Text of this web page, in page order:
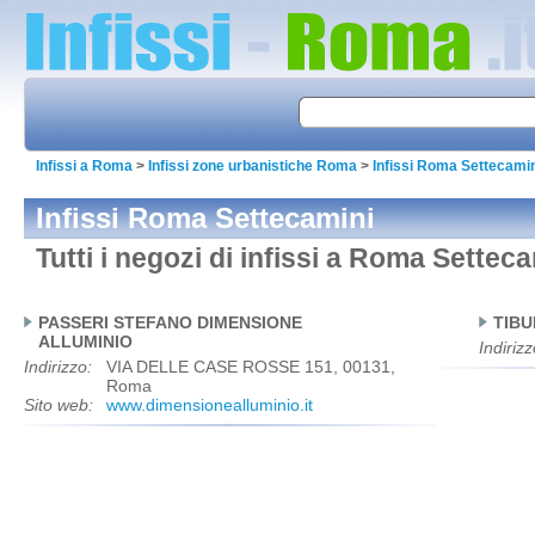
Infissi a Roma > Infissi zone urbanistiche Roma > Infissi Roma
Infissi Roma Settecamini
Tutti i negozi di infissi a Roma
PASSERI STEFANO DIMENSIONE
ALLUMINIO
Indirizzo:
VIA DELLE CASE ROSSE 151, 00131,
Roma
Sito web:
www.dimensionealluminio.it